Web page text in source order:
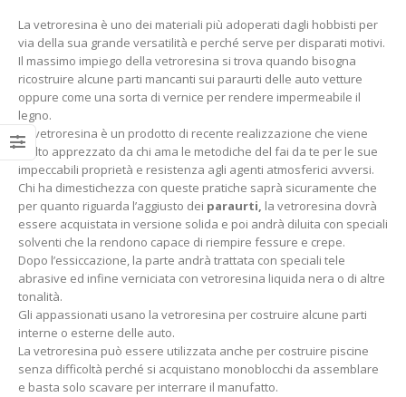
La vetroresina è uno dei materiali più adoperati dagli hobbisti per
via della sua grande versatilità e perché serve per disparati motivi.
Il massimo impiego della vetroresina si trova quando bisogna
ricostruire alcune parti mancanti sui paraurti delle auto vetture
oppure come una sorta di vernice per rendere impermeabile il
legno.
La vetroresina è un prodotto di recente realizzazione che viene
molto apprezzato da chi ama le metodiche del fai da te per le sue
impeccabili proprietà e resistenza agli agenti atmosferici avversi.
Chi ha dimestichezza con queste pratiche saprà sicuramente che
per quanto riguarda l’aggiusto dei paraurti, la vetroresina dovrà
essere acquistata in versione solida e poi andrà diluita con speciali
solventi che la rendono capace di riempire fessure e crepe.
Dopo l’essiccazione, la parte andrà trattata con speciali tele
abrasive ed infine verniciata con vetroresina liquida nera o di altre
tonalità.
Gli appassionati usano la vetroresina per costruire alcune parti
interne o esterne delle auto.
La vetroresina può essere utilizzata anche per costruire piscine
senza difficoltà perché si acquistano monoblocchi da assemblare
e basta solo scavare per interrare il manufatto.